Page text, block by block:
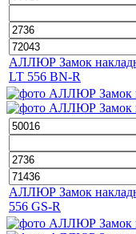
АЛЛЮР Замок
LT 556 BN-R
АЛЛЮР Замок
556 GS-R